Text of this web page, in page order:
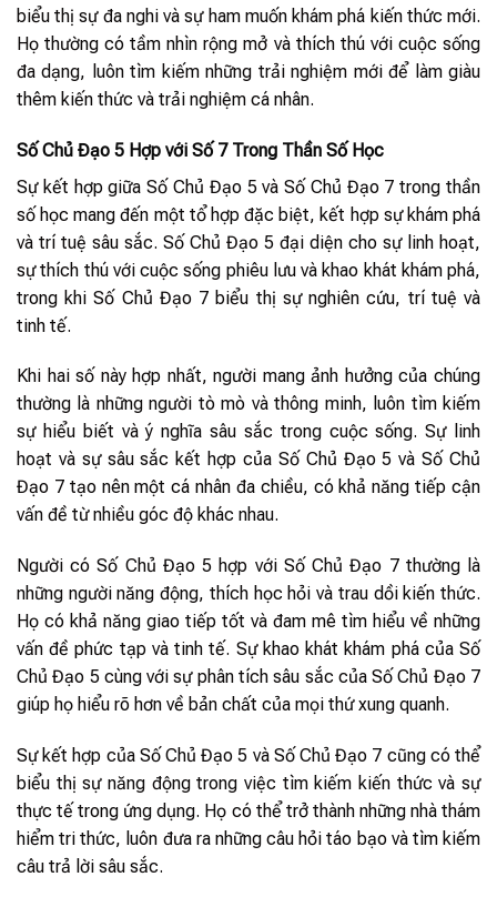
biểu thị sự đa nghi và sự ham muốn khám phá kiến thức mới.
Họ thường có tầm nhìn rộng mở và thích thú với cuộc sống
đa dạng, luôn tìm kiếm những trải nghiệm mới để làm giàu
thêm kiến thức và trải nghiệm cá nhân.
Số Chủ Đạo 5 Hợp với Số 7 Trong Thần Số Học
Sự kết hợp giữa Số Chủ Đạo 5 và Số Chủ Đạo 7 trong thần
số học mang đến một tổ hợp đặc biệt, kết hợp sự khám phá
và trí tuệ sâu sắc. Số Chủ Đạo 5 đại diện cho sự linh hoạt,
sự thích thú với cuộc sống phiêu lưu và khao khát khám phá,
trong khi Số Chủ Đạo 7 biểu thị sự nghiên cứu, trí tuệ và
tinh tế.
Khi hai số này hợp nhất, người mang ảnh hưởng của chúng
thường là những người tò mò và thông minh, luôn tìm kiếm
sự hiểu biết và ý nghĩa sâu sắc trong cuộc sống. Sự linh
hoạt và sự sâu sắc kết hợp của Số Chủ Đạo 5 và Số Chủ
Đạo 7 tạo nên một cá nhân đa chiều, có khả năng tiếp cận
vấn đề từ nhiều góc độ khác nhau.
Người có Số Chủ Đạo 5 hợp với Số Chủ Đạo 7 thường là
những người năng động, thích học hỏi và trau dồi kiến thức.
Họ có khả năng giao tiếp tốt và đam mê tìm hiểu về những
vấn đề phức tạp và tinh tế. Sự khao khát khám phá của Số
Chủ Đạo 5 cùng với sự phân tích sâu sắc của Số Chủ Đạo 7
giúp họ hiểu rõ hơn về bản chất của mọi thứ xung quanh.
Sự kết hợp của Số Chủ Đạo 5 và Số Chủ Đạo 7 cũng có thể
biểu thị sự năng động trong việc tìm kiếm kiến thức và sự
thực tế trong ứng dụng. Họ có thể trở thành những nhà thám
hiểm tri thức, luôn đưa ra những câu hỏi táo bạo và tìm kiếm
câu trả lời sâu sắc.